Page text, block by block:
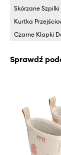
Skórzane Szpilki
Kurtka
Czarne Klapki
Sprawdź